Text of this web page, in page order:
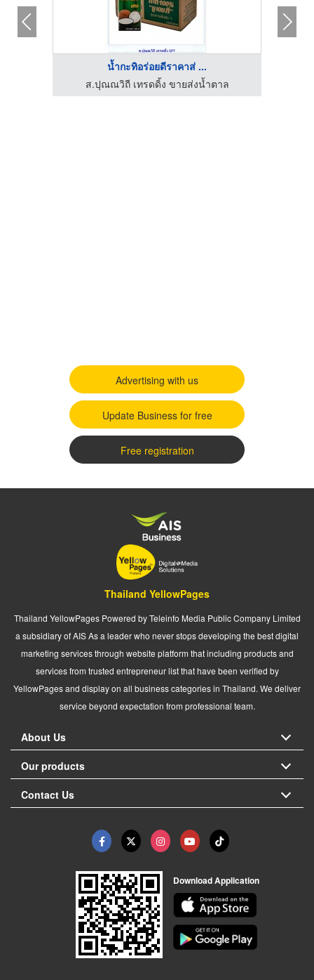
น้ำกะทิอร่อยดีราคาส่ ...
ส.ปุณณวิถี เทรดดิ้ง ขายส่งน้ำตาล
Advertising with us
Update Business for free
Free registration
Thailand YellowPages
Thailand YellowPages Powered by Teleinfo Media Public Company Limited
a subsidiary of AIS As a leader who never stops developing the best digital
marketing services through website platform that including products and
services from trusted entrepreneur list that have been verified by
YellowPages and display on all business categories in Thailand. We deliver
service beyond expectation from professional team.
About Us
Our products
Contact Us
Download Application